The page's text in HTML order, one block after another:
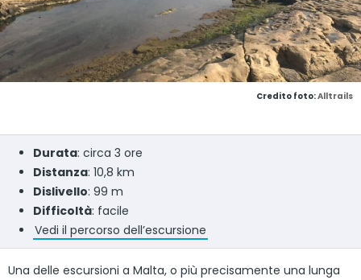
Credito foto:Alltrails
Durata: circa 3 ore
Distanza: 10,8 km
Dislivello: 99 m
Difficoltà: facile
Vedi il percorso dell’escursione
Una delle escursioni a Malta, o più precisamente una lunga